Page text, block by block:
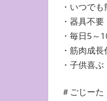
・いつで
・器具不要
・毎日5～
・筋肉成
・子供喜ぶ
＃ごじー